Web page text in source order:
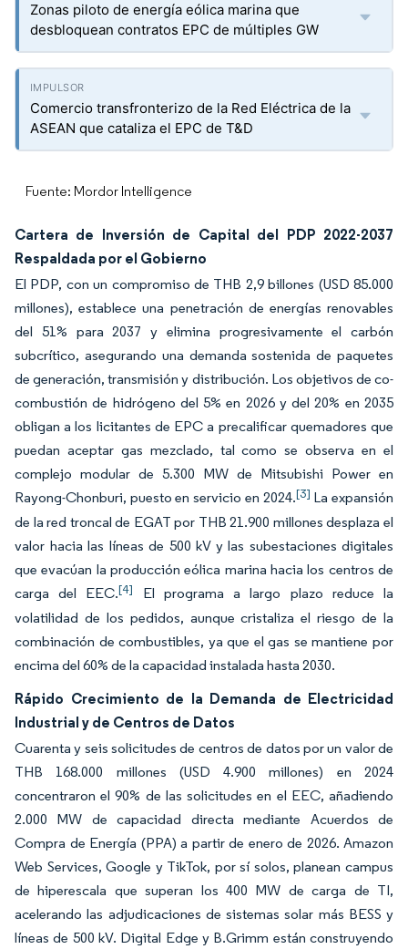
Zonas piloto de energía eólica marina que
desbloquean contratos EPC de múltiples GW
Comercio transfronterizo de la Red Eléctrica de la
ASEAN que cataliza el EPC de T&D
Fuente: Mordor Intelligence
Cartera de Inversión de Capital del PDP 2022-2037
Respaldada por el Gobierno
El PDP, con un compromiso de THB 2,9 billones (USD 85.000
millones), establece una penetración de energías renovables
del 51% para 2037 y elimina progresivamente el carbón
subcrítico, asegurando una demanda sostenida de paquetes
de generación, transmisión y distribución. Los objetivos de co-
combustión de hidrógeno del 5% en 2026 y del 20% en 2035
obligan a los licitantes de EPC a precalificar quemadores que
puedan aceptar gas mezclado, tal como se observa en el
complejo modular de 5.300 MW de Mitsubishi Power en
Rayong-Chonburi, puesto en servicio en 2024.[3] La expansión
de la red troncal de EGAT por THB 21.900 millones desplaza el
valor hacia las líneas de 500 kV y las subestaciones digitales
que evacúan la producción eólica marina hacia los centros de
carga del EEC.[4]
El programa a largo plazo reduce la
volatilidad de los pedidos, aunque cristaliza el riesgo de la
combinación de combustibles, ya que el gas se mantiene por
encima del 60% de la capacidad instalada hasta 2030.
Rápido Crecimiento de la Demanda de Electricidad
Industrial y de Centros de Datos
Cuarenta y seis solicitudes de centros de datos por un valor de
THB 168.000 millones (USD 4.900 millones) en 2024
concentraron el 90% de las solicitudes en el EEC, añadiendo
2.000 MW de capacidad directa mediante Acuerdos de
Compra de Energía (PPA) a partir de enero de 2026. Amazon
Web Services, Google y TikTok, por sí solos, planean campus
de hiperescala que superan los 400 MW de carga de TI,
acelerando las adjudicaciones de sistemas solar más BESS y
líneas de 500 kV. Digital Edge y B.Grimm están construyendo